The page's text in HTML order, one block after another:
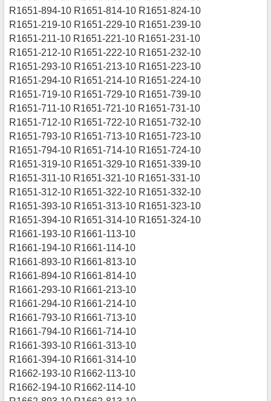
R1651-894-10 R1651-814-10 R1651-824-10
R1651-219-10 R1651-229-10 R1651-239-10
R1651-211-10 R1651-221-10 R1651-231-10
R1651-212-10 R1651-222-10 R1651-232-10
R1651-293-10 R1651-213-10 R1651-223-10
R1651-294-10 R1651-214-10 R1651-224-10
R1651-719-10 R1651-729-10 R1651-739-10
R1651-711-10 R1651-721-10 R1651-731-10
R1651-712-10 R1651-722-10 R1651-732-10
R1651-793-10 R1651-713-10 R1651-723-10
R1651-794-10 R1651-714-10 R1651-724-10
R1651-319-10 R1651-329-10 R1651-339-10
R1651-311-10 R1651-321-10 R1651-331-10
R1651-312-10 R1651-322-10 R1651-332-10
R1651-393-10 R1651-313-10 R1651-323-10
R1651-394-10 R1651-314-10 R1651-324-10
R1661-193-10 R1661-113-10
R1661-194-10 R1661-114-10
R1661-893-10 R1661-813-10
R1661-894-10 R1661-814-10
R1661-293-10 R1661-213-10
R1661-294-10 R1661-214-10
R1661-793-10 R1661-713-10
R1661-794-10 R1661-714-10
R1661-393-10 R1661-313-10
R1661-394-10 R1661-314-10
R1662-193-10 R1662-113-10
R1662-194-10 R1662-114-10